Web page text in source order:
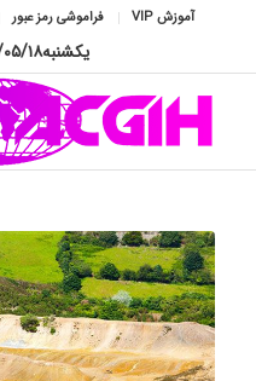
آموزش VIP فراموشی رمز عبور
یکشنبه